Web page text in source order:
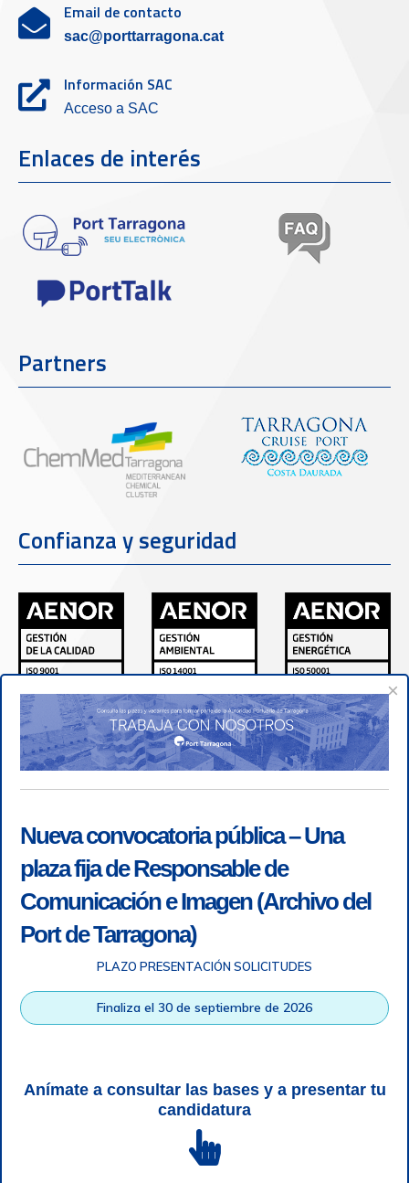
Email de contacto
sac@porttarragona.cat
Información SAC
Acceso a SAC
Enlaces de interés
Partners
Confianza y seguridad
grabación telefónica
| SGSI |
Login
Autoridad Portuaria de Tarragona © Todos los derechos
×
Nueva convocatoria pública – Una
plaza fija de Responsable de
Comunicación e Imagen (Archivo del
Port de Tarragona)
PLAZO PRESENTACIÓN SOLICITUDES
Finaliza el 30 de septiembre de 2026
Anímate a consultar las bases y a presentar tu
candidatura